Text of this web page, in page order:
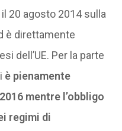
20 agosto 2014 sulla
è direttamente
dell’UE. Per la parte
è pienamente
mentre l’obbligo
regimi di